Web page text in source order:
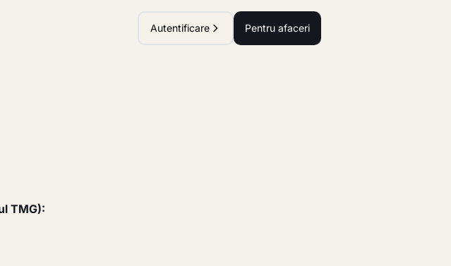
TMG):
Autentificare Pentru afaceri